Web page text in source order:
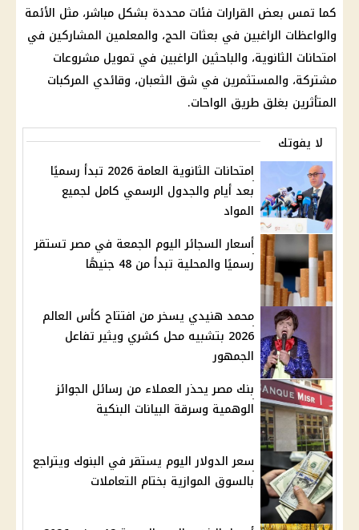
كما تمس بعض القرارات فئات محددة بشكل مباشر، مثل الأئمة
والواعظات الراغبين في بعثات الحج، والمعلمين المشاركين في
امتحانات الثانوية، والباحثين الراغبين في تمويل مشروعات
مشتركة، والمستثمرين في شق الثعبان، وقائدي المركبات
المتأثرين بغلق طريق الواحات.
لا يفوتك
امتحانات الثانوية العامة 2026 تبدأ رسميًا
بعد أيام والجدول الرسمي كامل لجميع
المواد
أسعار السجائر اليوم الجمعة في مصر تستقر
رسميًا والمحلية تبدأ من 48 جنيهًا
محمد هنيدي يسخر من افتتاح كأس العالم
2026 بتشبيه محل كشري ويثير تفاعل
الجمهور
بنك مصر يحذر العملاء من رسائل الجوائز
الوهمية وسرقة البيانات البنكية
سعر الدولار اليوم يستقر في البنوك ويتراجع
بالسوق الموازية بختام التعاملات